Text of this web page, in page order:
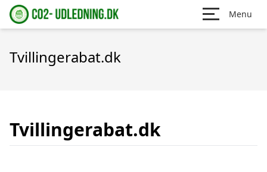
Menu
Tvillingerabat.dk
Tvillingerabat.dk